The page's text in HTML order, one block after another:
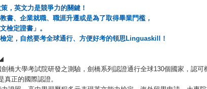
，英文力是競爭力的關鍵！
書、企業就職、職涯升遷或是為了取得畢業門檻，
檢定證書」。
定，自然要考全球通行、方便好考的領思Linguaskill ！
◢
劍橋大學考試院研發之測驗，劍橋系列認證通行全球130個國家，認可
真正的國際認證。